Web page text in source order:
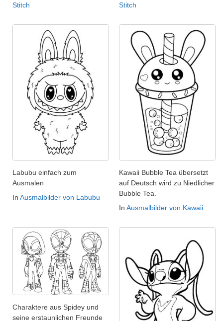
Stitch
Stitch
Labubu einfach zum
Ausmalen
In Ausmalbilder von Labubu
Kawaii Bubble Tea übersetzt
auf Deutsch wird zu Niedlicher
Bubble Tea.
In Ausmalbilder von Kawaii
Charaktere aus Spidey und
seine erstaunlichen Freunde